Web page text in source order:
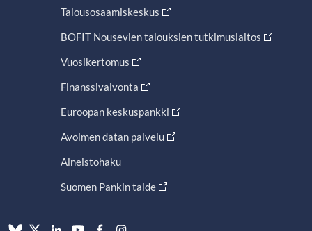
Talousosaamiskeskus
BOFIT Nousevien talouksien tutkimuslaitos
Vuosikertomus
Finanssivalvonta
Euroopan keskuspankki
Avoimen datan palvelu
Aineistohaku
Suomen Pankin taide